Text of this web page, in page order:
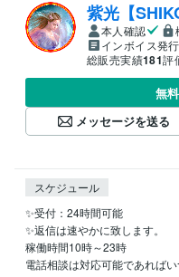
紫光【
本人確認
インボイス発
総販売実績181評
無
メッセージを送る
スケジュール
✨受付：24時間可能
✨返信は速やかに致します。
稼働時間10時～23時
電話相談は対応可能であればい